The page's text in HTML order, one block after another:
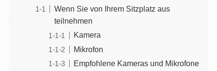
Wenn Sie von Ihrem Sitzplatz aus
teilnehmen
Kamera
Mikrofon
Empfohlene Kameras und Mikrofone